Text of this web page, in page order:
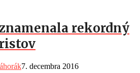
rekordný
7. decembra 2016